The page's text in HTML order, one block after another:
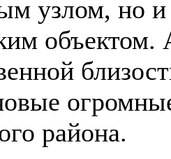
узлом, но
района.